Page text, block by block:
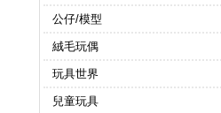
公仔/模型
絨毛玩偶
玩具世界
兒童玩具